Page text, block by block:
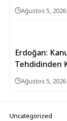
Ağustos 5, 2026
Erdoğan:
Tehdidinden
Ağustos 5, 2026
Uncategorized